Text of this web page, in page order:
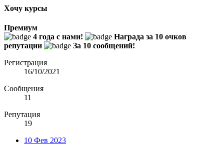
Хочу курсы
Премиум
4 года с нами!
Награда за 10 очков
репутации
За 10 сообщений!
Регистрация
16/10/2021
Сообщения
11
Репутация
19
10 Фев 2023